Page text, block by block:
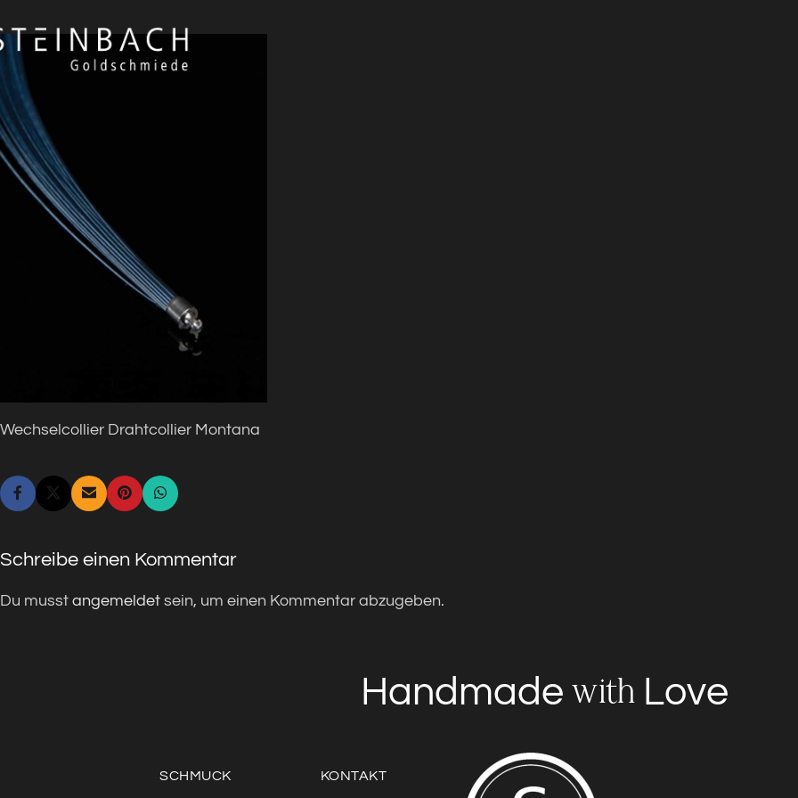
Wechselcollier Drahtcollier Montana
Schreibe einen Kommentar
Du musst angemeldet sein, um einen Kommentar abzugeben.
Handmade with Love
SCHMUCK KONTAKT